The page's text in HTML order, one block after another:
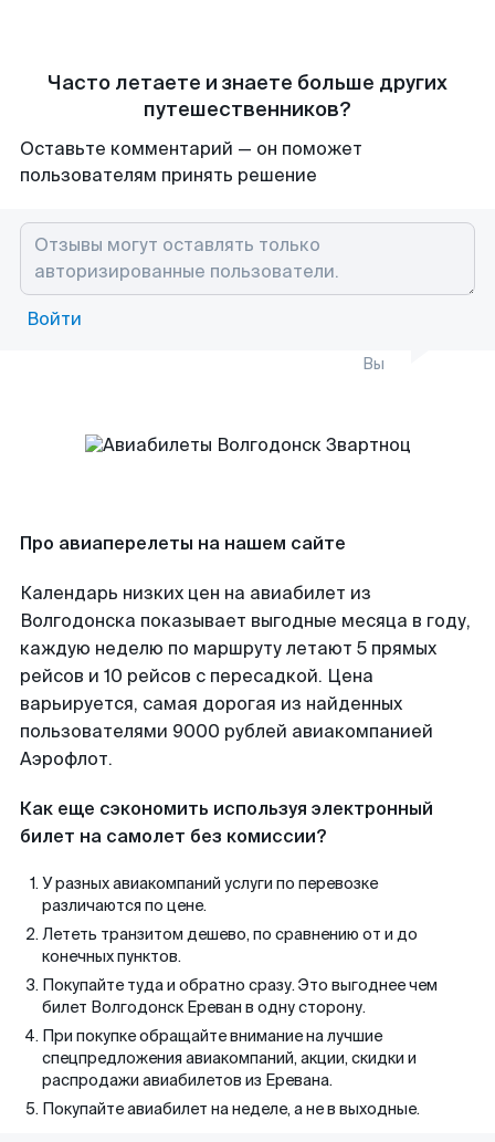
Часто летаете и знаете больше других
путешественников?
Оставьте комментарий — он поможет
пользователям принять решение
Войти
Вы
Про авиаперелеты на нашем сайте
Календарь низких цен на авиабилет из
Волгодонска показывает выгодные месяца в году,
каждую неделю по маршруту летают 5 прямых
рейсов и 10 рейсов с пересадкой. Цена
варьируется, самая дорогая из найденных
пользователями 9000 рублей авиакомпанией
Аэрофлот.
Как еще сэкономить используя электронный
билет на самолет без комиссии?
У разных авиакомпаний услуги по перевозке
различаются по цене.
Лететь транзитом дешево, по сравнению от и до
конечных пунктов.
Покупайте туда и обратно сразу. Это выгоднее чем
билет Волгодонск Ереван в одну сторону.
При покупке обращайте внимание на лучшие
спецпредложения авиакомпаний, акции, скидки и
распродажи авиабилетов из Еревана.
Покупайте авиабилет на неделе, а не в выходные.